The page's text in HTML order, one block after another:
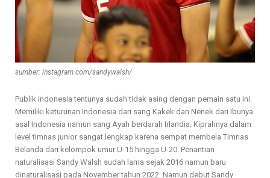
sumber: instagram.com/sandywalsh/
Publik indonesia tentunya sudah tidak asing dengan pemain satu ini.
Memiliki keturunan Indonesia dari sang Kakek dan Nenek dari Ibunya
asal Indonesia namun sang Ayah berdarah Irlandia. Kiprahnya dalam
level timnas junior sangat lengkap karena sempat membela Timnas
Belanda dari kelompok umur U-15 hingga U-20. Penantian
naturalisasi Sandy Walsh sudah lama sejak 2016 namun baru
dinaturalisasi pada November tahun 2022. Namun debut Sandy